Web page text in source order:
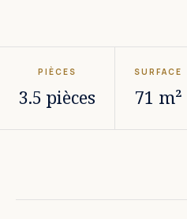
PIÈCES
3.5 pièces
SURFACE
71 m²